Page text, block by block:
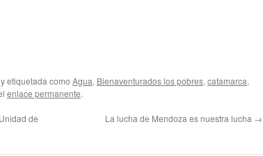
y etiquetada como Agua, Bienaventurados los pobres, catamarca,
enlace permanente.
de
La lucha de Mendoza es nuestra lucha →